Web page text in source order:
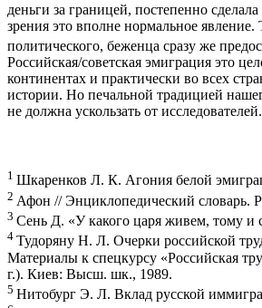
деньги за границей, постепенно
зрения это вполне нормальное
политического, беженца сразу же
Российская/советская эмиграция это
континентах и практически во всех
истории. Но печальной традицией
не должна ускользать от
1 Шкаренков Л. К. Агония белой
2 Афон // Энциклопедический словарь.
3 Сень Д. «У какого царя живем, тому
4 Тудоряну Н. Л. Очерки российской
Материалы к спецкурсу «Российская
г.). Киев: Высш. шк., 1989.
5 Нитобург Э. Л. Вклад русской